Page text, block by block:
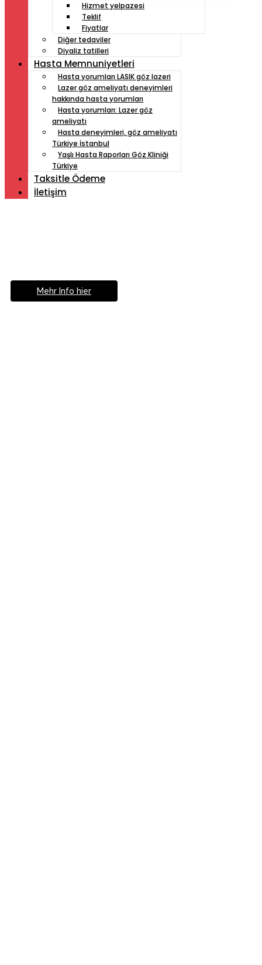
Hizmet yelpazesi
Teklif
Fiyatlar
Diğer tedaviler
Diyaliz tatilleri
Hasta Memnuniyetleri
Hasta yorumları LASIK göz lazeri
Lazer göz ameliyatı deneyimleri
hakkında hasta yorumları
Hasta yorumları: Lazer göz
ameliyatı
Hasta deneyimleri, göz ameliyatı
Türkiye İstanbul
Yaşlı Hasta Raporları Göz Kliniği
Türkiye
Taksitle Ödeme
İletişim
Mehr Info hier